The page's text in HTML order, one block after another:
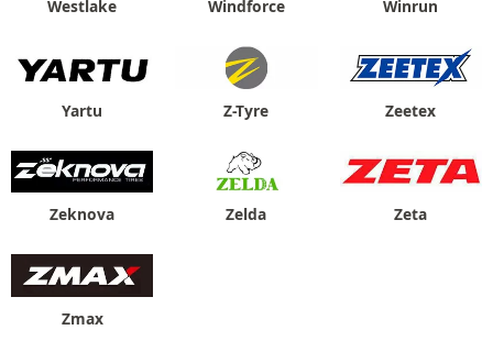
Westlake Windforce Winrun
Yartu Z-Tyre Zeetex
Zeknova Zelda Zeta
Zmax